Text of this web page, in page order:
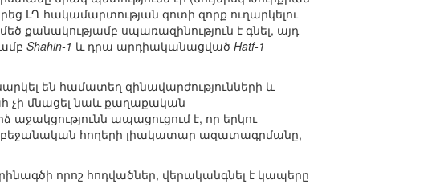
ԼՂ հակամարտության գոտի զորք ուղարկելու
սպառազինություն է գնել, այդ
Shahin-1 և դրա արդիականացված Hatf-1
են համատեղ զինավարժությունների և
չի մնացել նաև քաղաքական
աջակցությունն ապացուցում է, որ երկու
հողերի լիակատար ազատագրմանը,
որոշ հոդվածներ, վերականգնել է կապերը